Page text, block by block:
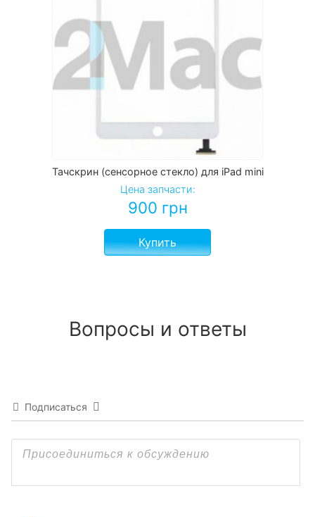
Тачскрин (сенсорное стекло) для iPad mini
Цена запчасти:
900 грн
Купить
Вопросы и ответы
Подписаться